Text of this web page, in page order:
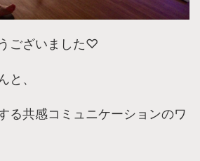
ございました♡
と、
る共感コミュニケーションのワ